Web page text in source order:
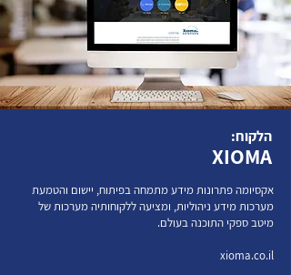
הלקוח:
XIOMA
אקסיומה פתרונות מידע מתמחה בפיתוח, יישום והטמעת
מערכות מידע ניהוליות, ומציעה ללקוחותיה מערכות של
מיטב ספקי התוכנה בעולם.
xioma.co.il